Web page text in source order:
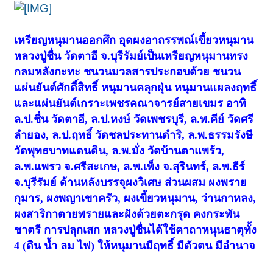
เหรียญหนุมานออกศึก อุดผงอาถรรพณ์เขี้ยวหนุมาน
หลวงปู่ชื่น วัดตาอี จ.บุรีรัมย์เป็นเหรียญหนุมานทรง
กลมหลังกะทะ ชนวนมวลสารประกอบด้วย ชนวน
แผ่นยันต์ศักดิ์สิทธิ์ หนุมานคลุกฝุ่น หนุมานแผลงฤทธิ์
และแผ่นยันต์เกราะเพชรคณาจารย์สายเขมร อาทิ
ล.ป.ชื่น วัดตาอี, ล.ป.หงษ์ วัดเพชรบุรี, ล.พ.คีย์ วัดศรี
ลำยอง, ล.ป.ฤทธิ์ วัดชลประทานดำริ, ล.พ.ธรรมรังษี
วัดพุทธบาทแดนดิน, ล.พ.มั่ง วัดบ้านตาแพร้ว,
ล.พ.แพรว จ.ศรีสะเกษ, ล.พ.เพ็ง จ.สุรินทร์, ล.พ.ธีร์
จ.บุรีรัมย์ ด้านหลังบรรจุผงวิเศษ ส่วนผสม ผงพราย
กุมาร, ผงพญาเขาครัว, ผงเขี้ยวหนุมาน, ว่านกาหลง,
ผงสาริกาตายพรายและฝังด้วยตะกรุด คงกระพัน
ชาตรี การปลุกเสก หลวงปู่ชื่นได้ใช้คาถาหนุนธาตุทั้ง
4 (ดิน น้ำ ลม ไฟ) ให้หนุมานมีฤทธิ์ มีตัวตน มีอำนาจ